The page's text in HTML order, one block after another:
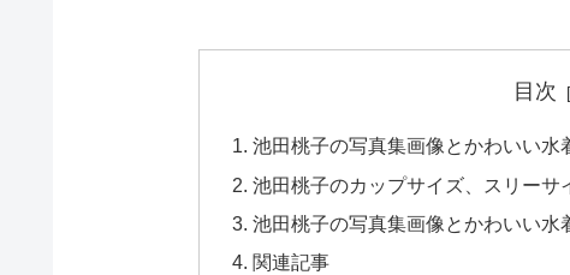
目次
池田桃子の写真集画像とかわいい水
池田桃子のカップサイズ、スリーサ
池田桃子の写真集画像とかわいい水
関連記事